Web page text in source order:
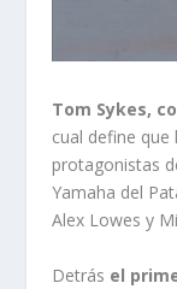
Tom Sykes,
cual define
protagonistas
Yamaha del
Alex Lowes y
Detrás el